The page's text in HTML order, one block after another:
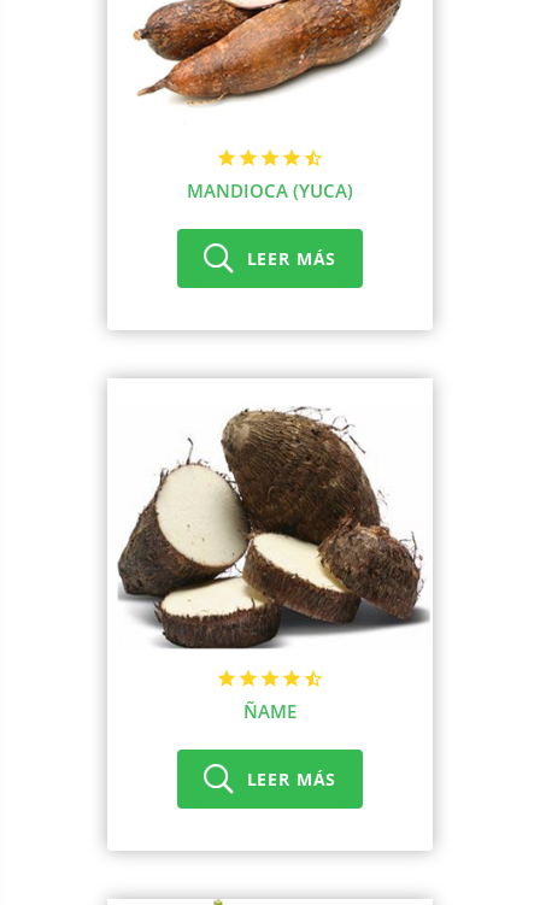
MANDIOCA (YUCA)
LEER MÁS
ÑAME
LEER MÁS